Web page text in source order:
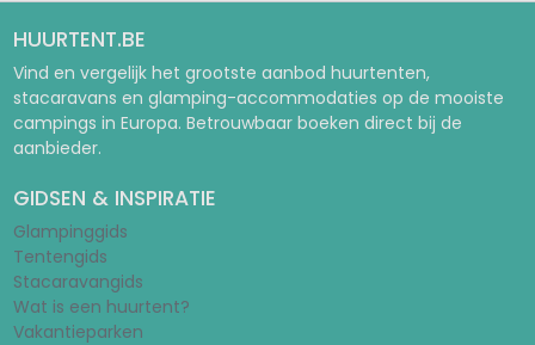
HUURTENT.BE
Vind en vergelijk het grootste aanbod huurtenten,
stacaravans en glamping-accommodaties op de mooiste
campings in Europa. Betrouwbaar boeken direct bij de
aanbieder.
GIDSEN & INSPIRATIE
Glampinggids
Tentengids
Stacaravangids
Wat is een huurtent?
Vakantieparken